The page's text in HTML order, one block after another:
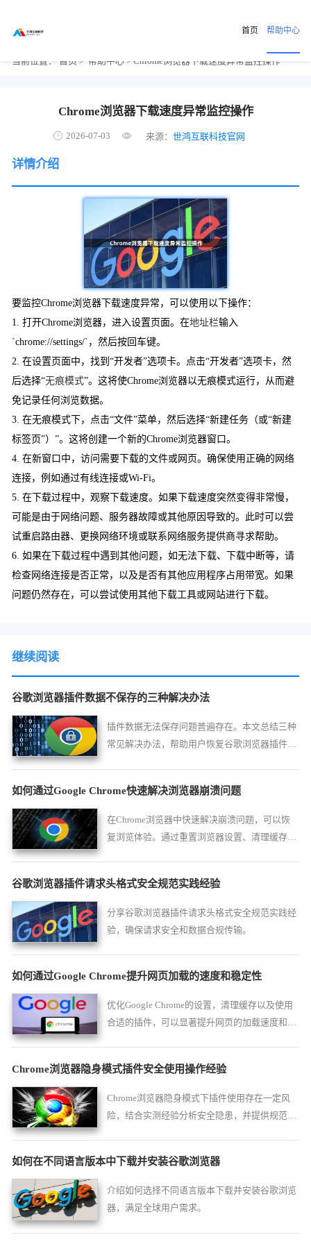
首页 帮助中心
当前位置： 首页 > 帮助中心 > Chrome浏览器下载速度异常监控操作
Chrome浏览器下载速度异常监控操作
2026-07-03 来源：世鸿互联科技官网
详情介绍
要监控Chrome浏览器下载速度异常，可以使用以下操作：
1. 打开Chrome浏览器，进入设置页面。在地址栏输入
`chrome://settings/`，然后按回车键。
2. 在设置页面中，找到“开发者”选项卡。点击“开发者”选项卡，然
后选择“无痕模式”。这将使Chrome浏览器以无痕模式运行，从而避
免记录任何浏览数据。
3. 在无痕模式下，点击“文件”菜单，然后选择“新建任务（或“新建
标签页”）”。这将创建一个新的Chrome浏览器窗口。
4. 在新窗口中，访问需要下载的文件或网页。确保使用正确的网络
连接，例如通过有线连接或Wi-Fi。
5. 在下载过程中，观察下载速度。如果下载速度突然变得非常慢，
可能是由于网络问题、服务器故障或其他原因导致的。此时可以尝
试重启路由器、更换网络环境或联系网络服务提供商寻求帮助。
6. 如果在下载过程中遇到其他问题，如无法下载、下载中断等，请
检查网络连接是否正常，以及是否有其他应用程序占用带宽。如果
问题仍然存在，可以尝试使用其他下载工具或网站进行下载。
继续阅读
谷歌浏览器插件数据不保存的三种解决办法
插件数据无法保存问题普遍存在。本文总结三种
常见解决办法，帮助用户恢复谷歌浏览器插件的
如何通过Google Chrome快速解决浏览器崩溃问题
在Chrome浏览器中快速解决崩溃问题，可以恢
复浏览体验。通过重置浏览器设置、清理缓存和
谷歌浏览器插件请求头格式安全规范实践经验
分享谷歌浏览器插件请求头格式安全规范实践经
验，确保请求安全和数据合规传输。
如何通过Google Chrome提升网页加载的速度和稳定性
优化Google Chrome的设置，清理缓存以及使用
合适的插件，可以显著提升网页的加载速度和稳
Chrome浏览器隐身模式插件安全使用操作经验
Chrome浏览器隐身模式下插件使用存在一定风
险，结合实测经验分析安全隐患，并提供规范操
如何在不同语言版本中下载并安装谷歌浏览器
介绍如何选择不同语言版本下载并安装谷歌浏览
器，满足全球用户需求。